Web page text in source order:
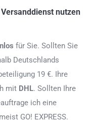
nutzen
für Sie. Sollten Sie
Deutschlands
19 €. Ihre
mit DHL. Sollten Ihre
ich eine
GO! EXPRESS.